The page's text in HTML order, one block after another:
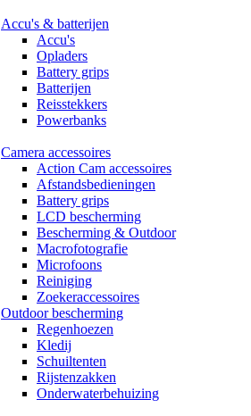
Accu's & batterijen
Accu's
Opladers
Battery grips
Batterijen
Reisstekkers
Powerbanks
Camera accessoires
Action Cam accessoires
Afstandsbedieningen
Battery grips
LCD bescherming
Bescherming & Outdoor
Macrofotografie
Microfoons
Reiniging
Zoekeraccessoires
Outdoor bescherming
Regenhoezen
Kledij
Schuiltenten
Rijstenzakken
Onderwaterbehuizing